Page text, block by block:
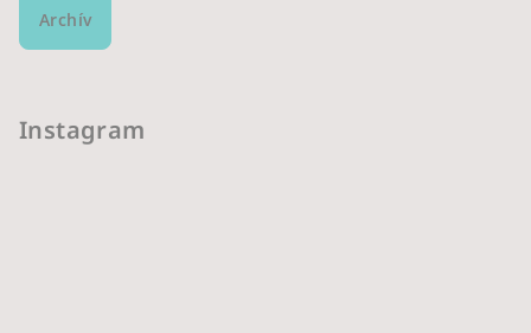
Archív
Instagram